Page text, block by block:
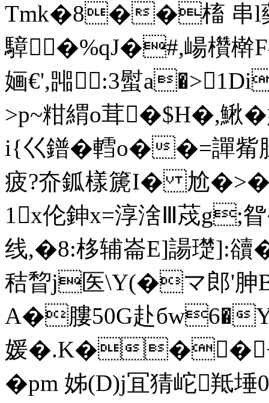
Tmk�8��槒 串l藥
騿�%qJ�#,崵欑檊F
婳€',嘂:3螱
>p~粓緭o茸�$H�,鰍
i{巜鐠�轌o��=譂觜
疲?夼鈲樣篪I� 尬
1x伦鉮x=淳涻Ⅲ荗g;
线,�8:栘辅崙E]諹 璴]:
秸睝j医\Y(�マ郎'胂
A�膢50G赴
媛�.K���+T
�pm 姊(D)j冝猜岮羝